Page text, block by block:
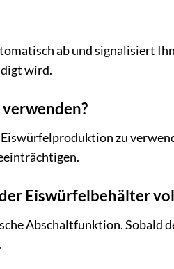
ab und signalisiert
wird.
zu
Eiswürfelbehälter
Abschaltfunktion. Sobald